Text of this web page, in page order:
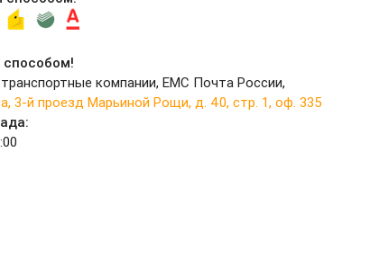
компании, EMC Почта России,
3-й проезд Марьиной Рощи, д. 40, стр. 1, оф. 335